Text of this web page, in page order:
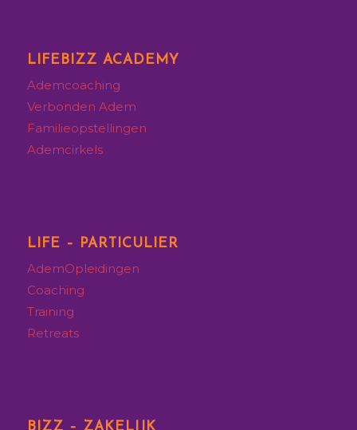
LIFEBIZZ ACADEMY
Ademcoaching
Verbonden Adem
Familieopstellingen
Ademcirkels
LIFE – PARTICULIER
AdemOpleidingen
Coaching
Training
Retreats
BIZZ – ZAKELIJK